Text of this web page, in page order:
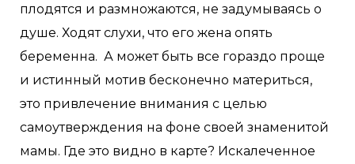
плодятся и размножаются, не задумываясь о
душе. Ходят слухи, что его жена опять
беременна. А может быть все гораздо проще
и истинный мотив бесконечно материться,
это привлечение внимания с целью
самоутверждения на фоне своей знаменитой
мамы. Где это видно в карте? Искалеченное